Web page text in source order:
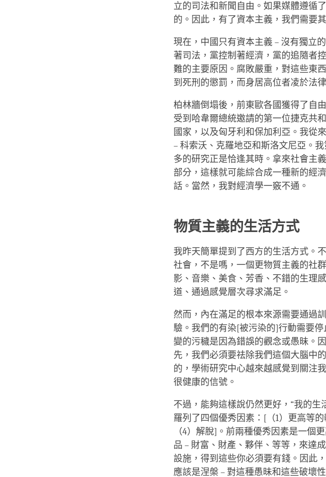
立的司法和新聞自由。如果媒體遵循
的。因此，有了資本主義，我們需要
現在，中國只有資本主義 – 沒有獨立
著司法，黨控制著經濟，黨的追隨者
難的主要原因。腐敗嚴重，對這些東
到死刑的懲罰，而身居高位者凌於法
柏林牆倒塌後，前東歐各國獲得了自
受到哈韋爾總統邀請的第一位捷克共
國家，以及匈牙利和保加利亞。我從
– 科索沃、克羅地亞和斯洛文尼亞。
多的研究正是恰逢其時。拿來社會主
部分，這樣就可能綜合成一種新的經
話。當然，我對經濟學一竅不通。
物質主義的生活方式
我昨天簡單提到了西方的生活方式。
社會，不是嗎，一個更物質主義的社
影、音樂、美食、芳香、不錯的生理
道、通過感覺層次尋求滿足。
然而，內在滿足的根本來源需要通過
驗。我們的有染[被污染的]行動需要
變的污穢是因為錯誤的觀念或愚昧。
先，我們必須要祛除我們這個大腦中
的，學術研究中心越來越感覺到關注
很健康的信號。
不過，能夠這樣說仍然更好，“我的
羅列了四個優秀因素： [（1）更高等
（4）解脫] 。前兩種優秀因素是一個
品 – 財富、財產、夥伴、等等，來達
設施，得到這些你必須要有錢。因此
應該是涅槃 – 對這種愚昧和這些破壞